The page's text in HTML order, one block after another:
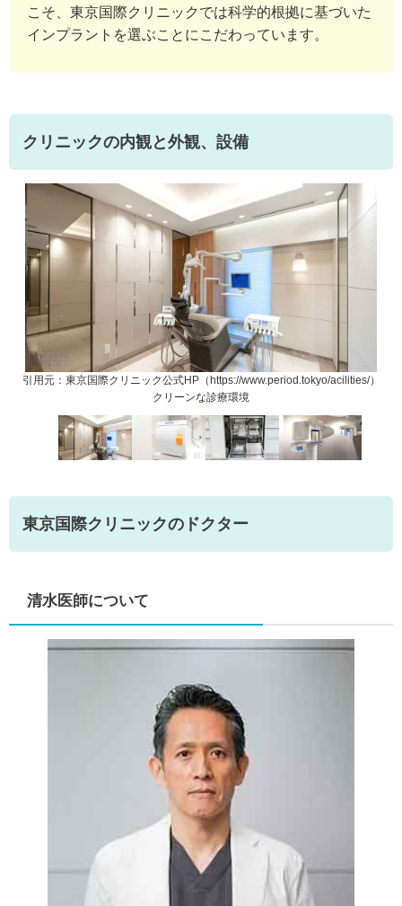
こそ、東京国際クリニックでは科学的根拠に基づいた
インプラントを選ぶことにこだわっています。
クリニックの内観と外観、設備
引用元：東京国際クリニック公式HP（https://www.period.tokyo/acilities/）
クリーンな診療環境
東京国際クリニックのドクター
清水医師について